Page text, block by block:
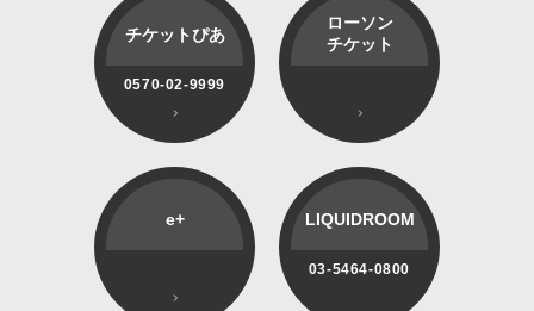
チケットぴあ
0570-02-9999
ローソン
チケット
e+ LIQUIDROOM
03-5464-0800